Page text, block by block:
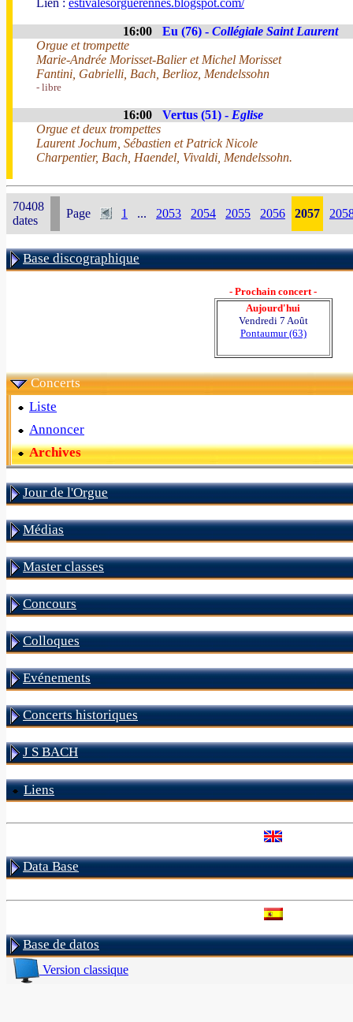
Lien : estivalesorguerennes.blogspot.com/
16:00 Eu (76) - Collégiale Saint Laurent
Orgue et trompette
Marie-Andrée Morisset-Balier et Michel Morisset
Fantini, Gabrielli, Bach, Berlioz, Mendelssohn
- libre
16:00 Vertus (51) - Eglise
Orgue et deux trompettes
Laurent Jochum, Sébastien et Patrick Nicole
Charpentier, Bach, Haendel, Vivaldi, Mendelssohn.
70408
dates
Page 1 ... 2053 2054 2055 2056 2057
Base discographique
- Prochain concert -
Aujourd'hui
Vendredi 7 Août
Pontaumur (63)
Concerts
Liste
Annoncer
Archives
Jour de l'Orgue
Médias
Master classes
Concours
Colloques
Evénements
Concerts historiques
J S BACH
Liens
Data Base
Base de datos
Version classique